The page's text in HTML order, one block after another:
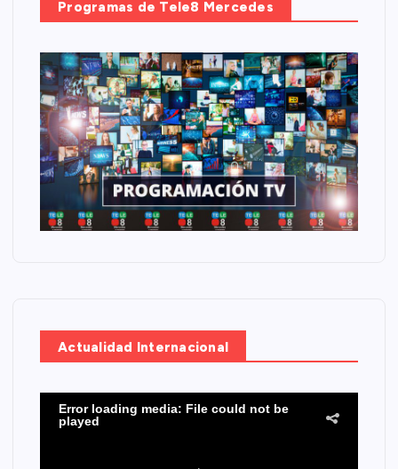
Programas de Tele8 Mercedes
Actualidad Internacional